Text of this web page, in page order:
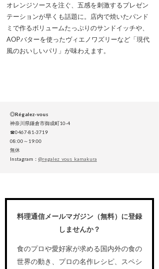
オレンジソースを注ぐ、五感を刺激するプレゼン
テーションが早くも話題に。店内で焼いたパンド
ミで作るボリュームたっぷりのサンドイッチや、
AOPバターを使ったヴィエノワズリーなど「現代
風のおいしいパリ」が味わえます。
◎Régalez-vous
神奈川県鎌倉市御成町10-4
☎0467-81-3719
08:00～19:00
無休
Instagram： @regalez_vous_kamakura
料理通信メールマガジン（無料）に登録
しませんか？
食のプロや愛好家が求める国内外の食の
世界の動き、プロの名作レシピ、スペシ